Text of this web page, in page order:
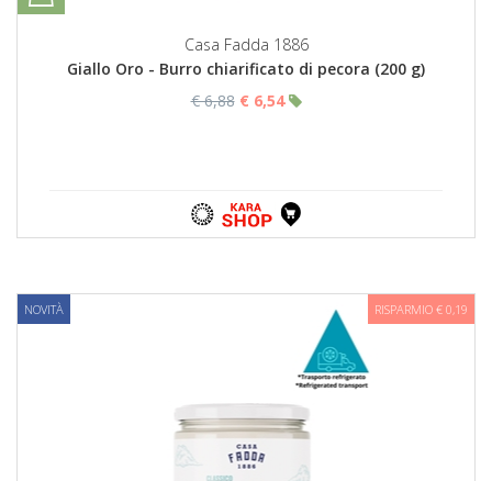
Casa Fadda 1886
Giallo Oro - Burro chiarificato di pecora (200 g)
€ 6,88 € 6,54
NOVITÀ RISPARMIO € 0,19